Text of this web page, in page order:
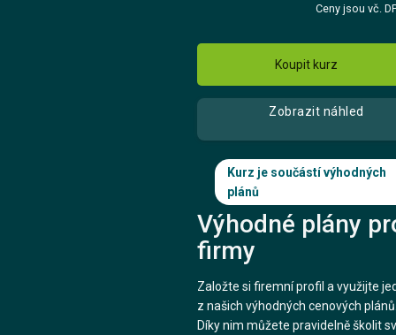
Ceny jsou vč.
Koupit kurz
Zobrazit náhled
Kurz je součástí výhodných
plánů
Výhodné plány
firmy
Založte si firemní profil a využijte
z našich výhodných cenových
Díky nim můžete pravidelně školit